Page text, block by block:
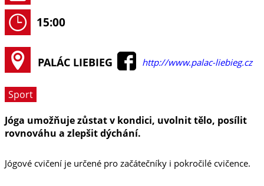
15:00
PALÁC LIEBIEG http://www.palac-liebieg.cz
Sport
Jóga umožňuje zůstat v kondici, uvolnit tělo, posílit
rovnováhu a zlepšit dýchání.
Jógové cvičení je určené pro začátečníky i pokročilé cvičence.